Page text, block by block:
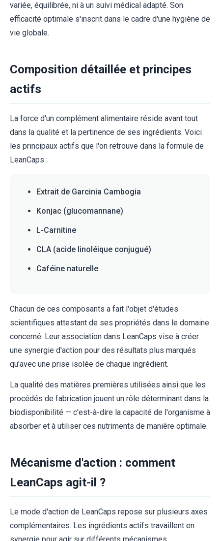
variée, équilibrée, ni à un suivi médical adapté. Son
efficacité optimale s'inscrit dans le cadre d'une hygiène de
vie globale.
Composition détaillée et principes
actifs
La force d'un complément alimentaire réside avant tout
dans la qualité et la pertinence de ses ingrédients. Voici
les principaux actifs que l'on retrouve dans la formule de
LeanCaps :
Extrait de Garcinia Cambogia
Konjac (glucomannane)
L-Carnitine
CLA (acide linoléique conjugué)
Caféine naturelle
Chacun de ces composants a fait l'objet d'études
scientifiques attestant de ses propriétés dans le domaine
concerné. Leur association dans LeanCaps vise à créer
une synergie d'action pour des résultats plus marqués
qu'avec une prise isolée de chaque ingrédient.
La qualité des matières premières utilisées ainsi que les
procédés de fabrication jouent un rôle déterminant dans la
biodisponibilité — c'est-à-dire la capacité de l'organisme à
absorber et à utiliser ces nutriments de manière optimale.
Mécanisme d'action : comment
LeanCaps agit-il ?
Le mode d'action de LeanCaps repose sur plusieurs axes
complémentaires. Les ingrédients actifs travaillent en